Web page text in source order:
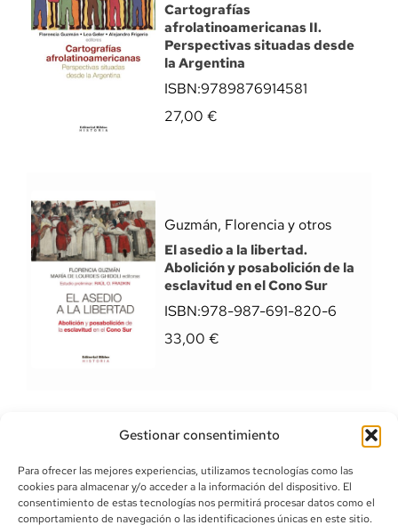
Gestionar consentimiento
Para ofrecer las mejores experiencias, utilizamos tecnologías como las
cookies para almacenar y/o acceder a la información del dispositivo. El
consentimiento de estas tecnologías nos permitirá procesar datos como el
comportamiento de navegación o las identificaciones únicas en este sitio.
Cartografías
afrolatinoamericanas II.
Perspectivas situadas desde
la Argentina
ISBN:9789876914581
27,00 €
Guzmán, Florencia y otros
El asedio a la libertad.
Abolición y posabolición de la
esclavitud en el Cono Sur
ISBN:978-987-691-820-6
33,00 €